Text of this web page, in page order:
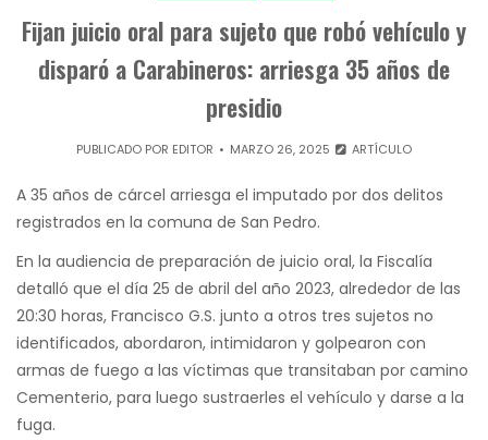
Fijan juicio oral para sujeto que robó vehículo y
disparó a Carabineros: arriesga 35 años de
presidio
PUBLICADO POR EDITOR MARZO 26, 2025 ARTÍCULO
A 35 años de cárcel arriesga el imputado por dos delitos
registrados en la comuna de San Pedro.
En la audiencia de preparación de juicio oral, la Fiscalía
detalló que el día 25 de abril del año 2023, alrededor de las
20:30 horas, Francisco G.S. junto a otros tres sujetos no
identificados, abordaron, intimidaron y golpearon con
armas de fuego a las víctimas que transitaban por camino
Cementerio, para luego sustraerles el vehículo y darse a la
fuga.